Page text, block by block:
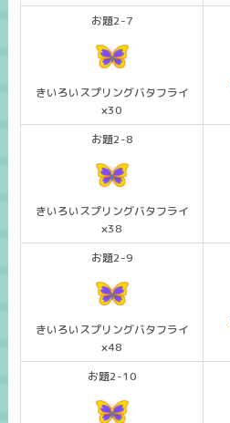
お題2-7
きいろいスプリングバタフライ
×30
お題2-8
きいろいスプリングバタフライ
×38
お題2-9
きいろいスプリングバタフライ
×48
お題2-10